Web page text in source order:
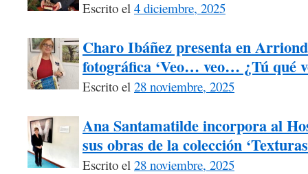
Escrito el 4 diciembre, 2025
Charo Ibáñez presenta en
fotográfica ‘Veo… veo… ¿Tú qué
Escrito el 28 noviembre, 2025
Ana Santamatilde incorpora al
sus obras de la colección
Escrito el 28 noviembre, 2025